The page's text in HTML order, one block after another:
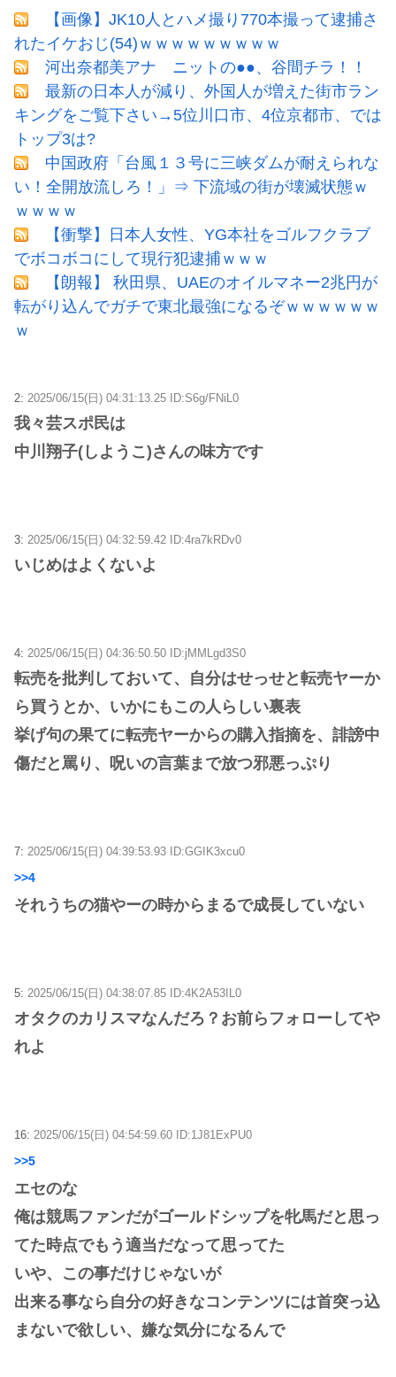
【画像】JK10人とハメ撮り770本撮って逮捕さ
れたイケおじ(54)ｗｗｗｗｗｗｗｗｗ
河出奈都美アナ ニットの●●、谷間チラ！！
最新の日本人が減り、外国人が増えた街市ラン
キングをご覧下さい→5位川口市、4位京都市、では
トップ3は?
中国政府「台風１３号に三峡ダムが耐えられな
い！全開放流しろ！」⇒ 下流域の街が壊滅状態ｗ
ｗｗｗｗ
【衝撃】日本人女性、YG本社をゴルフクラブ
でボコボコにして現行犯逮捕ｗｗｗ
【朗報】 秋田県、UAEのオイルマネー2兆円が
転がり込んでガチで東北最強になるぞｗｗｗｗｗｗ
ｗ
2: 2025/06/15(日) 04:31:13.25 ID:S6g/FNiL0
我々芸スポ民は
中川翔子(しようこ)さんの味方です
3: 2025/06/15(日) 04:32:59.42 ID:4ra7kRDv0
いじめはよくないよ
4: 2025/06/15(日) 04:36:50.50 ID:jMMLgd3S0
転売を批判しておいて、自分はせっせと転売ヤーか
ら買うとか、いかにもこの人らしい裏表
挙げ句の果てに転売ヤーからの購入指摘を、誹謗中
傷だと罵り、呪いの言葉まで放つ邪悪っぷり
7: 2025/06/15(日) 04:39:53.93 ID:GGIK3xcu0
>>4
それうちの猫やーの時からまるで成長していない
5: 2025/06/15(日) 04:38:07.85 ID:4K2A53IL0
オタクのカリスマなんだろ？お前らフォローしてや
れよ
16: 2025/06/15(日) 04:54:59.60 ID:1J81ExPU0
>>5
エセのな
俺は競馬ファンだがゴールドシップを牝馬だと思っ
てた時点でもう適当だなって思ってた
いや、この事だけじゃないが
出来る事なら自分の好きなコンテンツには首突っ込
まないで欲しい、嫌な気分になるんで